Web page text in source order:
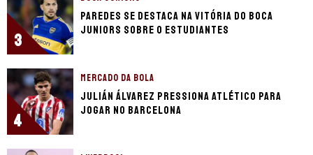
3
Paredes se destaca na vitória do Boca
Juniors sobre o Estudiantes
4
MERCADO DA BOLA
Julián Álvarez pressiona Atlético para
jogar no Barcelona